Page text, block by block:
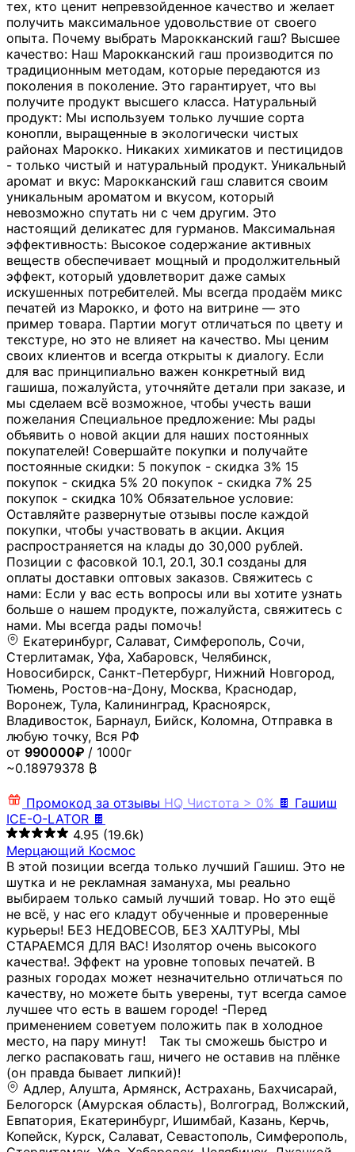
тех, кто ценит непревзойденное качество и желает
получить максимальное удовольствие от своего
опыта. Почему выбрать Марокканский гаш? Высшее
качество: Наш Марокканский гаш производится по
традиционным методам, которые передаются из
поколения в поколение. Это гарантирует, что вы
получите продукт высшего класса. Натуральный
продукт: Мы используем только лучшие сорта
конопли, выращенные в экологически чистых
районах Марокко. Никаких химикатов и пестицидов
- только чистый и натуральный продукт. Уникальный
аромат и вкус: Марокканский гаш славится своим
уникальным ароматом и вкусом, который
невозможно спутать ни с чем другим. Это
настоящий деликатес для гурманов. Максимальная
эффективность: Высокое содержание активных
веществ обеспечивает мощный и продолжительный
эффект, который удовлетворит даже самых
искушенных потребителей. Мы всегда продаём микс
печатей из Марокко, и фото на витрине — это
пример товара. Партии могут отличаться по цвету и
текстуре, но это не влияет на качество. Мы ценим
своих клиентов и всегда открыты к диалогу. Если
для вас принципиально важен конкретный вид
гашиша, пожалуйста, уточняйте детали при заказе, и
мы сделаем всё возможное, чтобы учесть ваши
пожелания Специальное предложение: Мы рады
объявить о новой акции для наших постоянных
покупателей! Совершайте покупки и получайте
постоянные скидки: 5 покупок - скидка 3% 15
покупок - скидка 5% 20 покупок - скидка 7% 25
покупок - скидка 10% Обязательное условие:
Оставляйте развернутые отзывы после каждой
покупки, чтобы участвовать в акции. Акция
распространяется на клады до 30,000 рублей.
Позиции с фасовкой 10.1, 20.1, 30.1 созданы для
оплаты доставки оптовых заказов. Свяжитесь с
нами: Если у вас есть вопросы или вы хотите узнать
больше о нашем продукте, пожалуйста, свяжитесь с
нами. Мы всегда рады помочь!
Екатеринбург, Салават, Симферополь, Сочи,
Стерлитамак, Уфа, Хабаровск, Челябинск,
Новосибирск, Санкт-Петербург, Нижний Новгород,
Тюмень, Ростов-на-Дону, Москва, Краснодар,
Воронеж, Тула, Калининград, Красноярск,
Владивосток, Барнаул, Бийск, Коломна, Отправка в
любую точку, Вся РФ
от 990000₽ / 1000г
~0.18979378 ₿
Промокод за отзывы HQ Чистота > 0% 🍫 Гашиш
ICE-O-LATOR 🍫
4.95 (19.6k)
Мерцающий Космос
В этой позиции всегда только лучший Гашиш. Это не
шутка и не рекламная замануха, мы реально
выбираем только самый лучший товар. Но это ещё
не всё, у нас его кладут обученные и проверенные
курьеры! БЕЗ НЕДОВЕСОВ, БЕЗ ХАЛТУРЫ, МЫ
СТАРАЕМСЯ ДЛЯ ВАС! Изолятор очень высокого
качества!. Эффект на уровне топовых печатей. В
разных городах может незначительно отличаться по
качеству, но можете быть уверены, тут всегда самое
лучшее что есть в вашем городе! -Перед
применением советуем положить пак в холодное
место, на пару минут!⠀ Так ты сможешь быстро и
легко распаковать гаш, ничего не оставив на плёнке
(он правда бывает липкий)!
Адлер, Алушта, Армянск, Астрахань, Бахчисарай,
Белогорск (Амурская область), Волгоград, Волжский,
Евпатория, Екатеринбург, Ишимбай, Казань, Керчь,
Копейск, Курск, Салават, Севастополь, Симферополь,